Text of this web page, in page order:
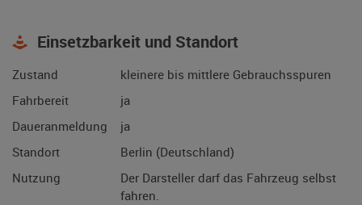
Einsetzbarkeit und Standort
Zustand
kleinere bis mittlere Gebrauchsspuren
Fahrbereit
ja
Daueranmeldung
ja
Standort
Berlin (Deutschland)
Nutzung
Der Darsteller darf das Fahrzeug selbst
fahren.